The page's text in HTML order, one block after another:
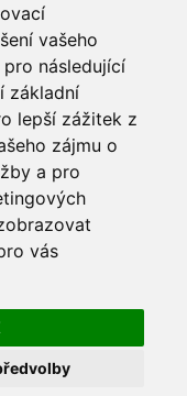
vašeho
následující
základní
lepší zážitek z
zájmu o
a pro
vás
jídelna
9
Moravou
601 537 678
Prohlášení o